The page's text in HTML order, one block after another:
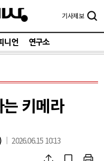
기사제보
니언 연구소
키메라
2026.06.15 10:13